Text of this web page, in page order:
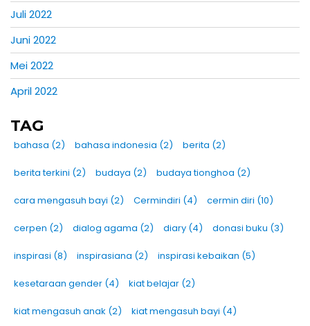
Juli 2022
Juni 2022
Mei 2022
April 2022
TAG
bahasa (2) bahasa indonesia (2) berita (2)
berita terkini (2) budaya (2) budaya tionghoa (2)
cara mengasuh bayi (2) Cermindiri (4) cermin diri (10)
cerpen (2) dialog agama (2) diary (4) donasi buku (3)
inspirasi (8) inspirasiana (2) inspirasi kebaikan (5)
kesetaraan gender (4) kiat belajar (2)
kiat mengasuh anak (2) kiat mengasuh bayi (4)